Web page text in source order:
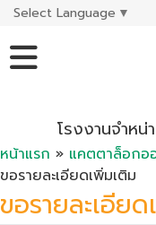
Select Language ▼
โรงงานจำหน่
หน้าแรก » แคตตาล็อกอ
ขอรายละเอียดเพิ่มเติม
ขอรายละเอีย